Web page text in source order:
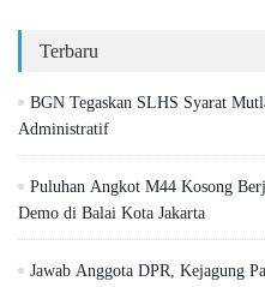
Terbaru
BGN Tegaskan SLHS Syarat
Administratif
Puluhan Angkot M44 Kosong
Demo di Balai Kota Jakarta
Jawab Anggota DPR, Kejagung